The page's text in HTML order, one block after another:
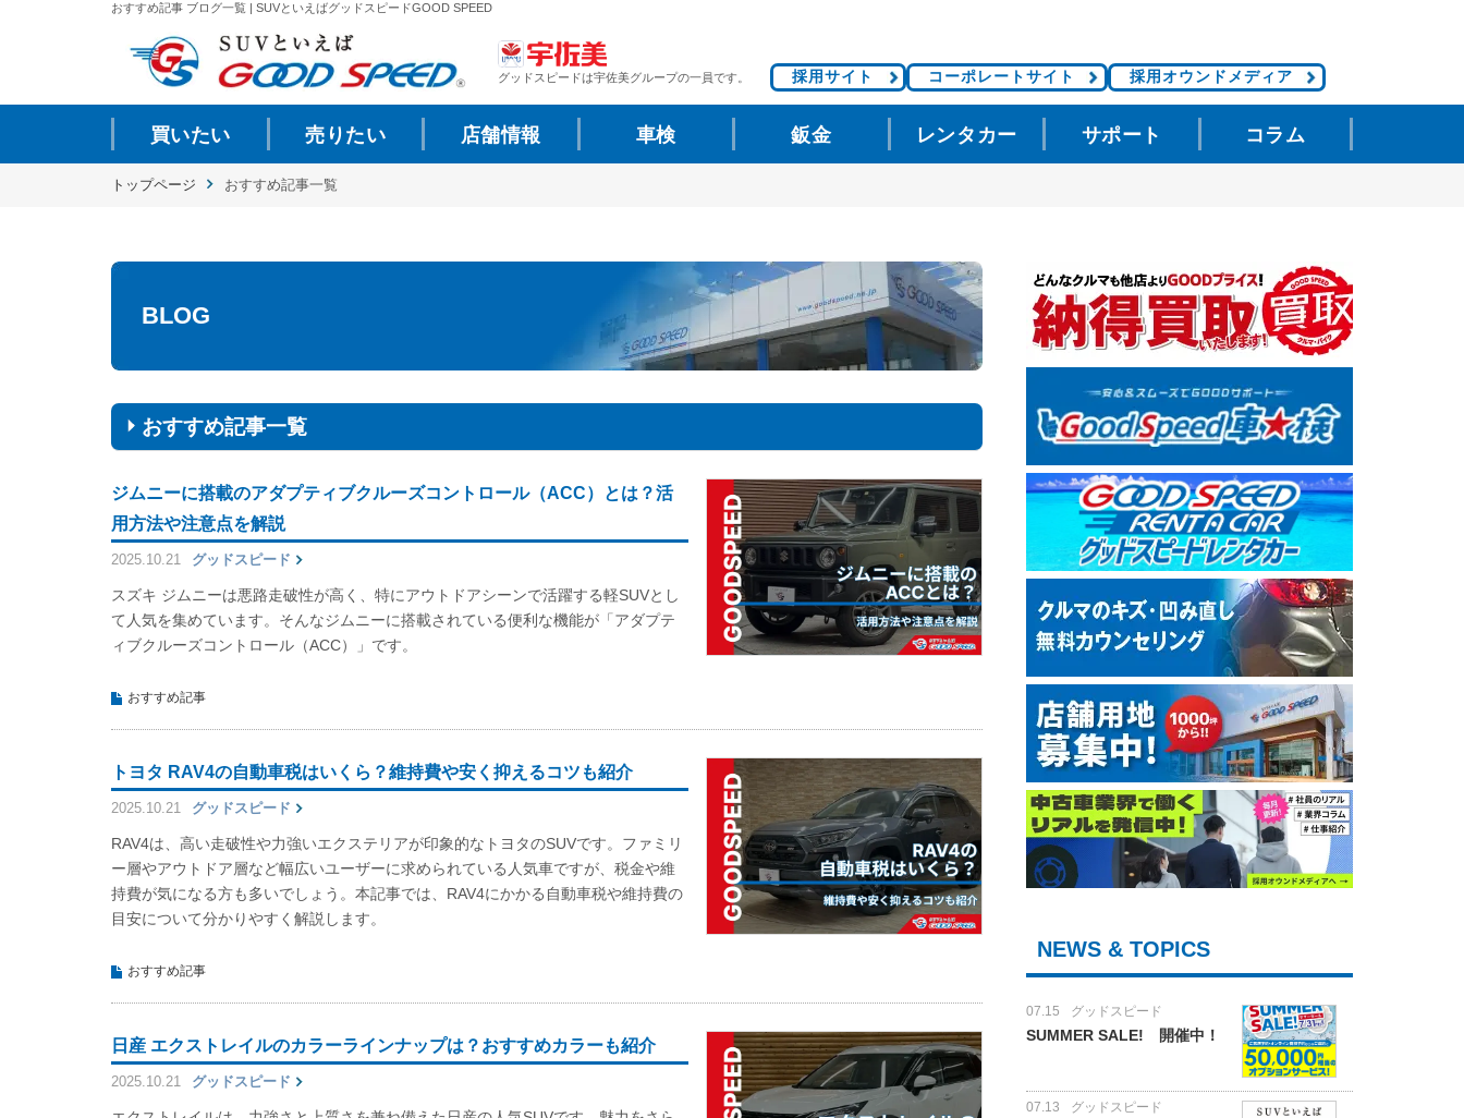
おすすめ記事 ブログ一覧 | SUVといえばグッドスピードGOOD SPEED
グッドスピードは宇佐美グループの一員です。 採用サイト コーポレートサイト 採用オウンドメディア
買いたい 売りたい 店舗情報 車検 鈑金 レンタカー サポート コラム
トップページ おすすめ記事一覧
BLOG
おすすめ記事一覧
ジムニーに搭載のアダプティブクルーズコントロール（ACC）とは？活
用方法や注意点を解説
2025.10.21 グッドスピード
スズキ ジムニーは悪路走破性が高く、特にアウトドアシーンで活躍する軽SUVとし
て人気を集めています。そんなジムニーに搭載されている便利な機能が「アダプテ
ィブクルーズコントロール（ACC）」です。
おすすめ記事
トヨタ RAV4の自動車税はいくら？維持費や安く抑えるコツも紹介
2025.10.21 グッドスピード
RAV4は、高い走破性や力強いエクステリアが印象的なトヨタのSUVです。ファミリ
ー層やアウトドア層など幅広いユーザーに求められている人気車ですが、税金や維
持費が気になる方も多いでしょう。本記事では、RAV4にかかる自動車税や維持費の
目安について分かりやすく解説します。
おすすめ記事
日産 エクストレイルのカラーラインナップは？おすすめカラーも紹介
2025.10.21 グッドスピード
NEWS & TOPICS
07.15 グッドスピード
SUMMER SALE! 開催中！
07.13 グッドスピード